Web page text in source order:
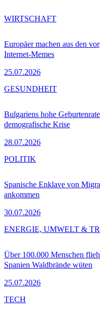
Europäer machen aus den
Internet-Memes
25.07.2026
WIRTSCHAFT
Bulgariens hohe
demografische Krise
28.07.2026
GESUNDHEIT
Spanische Enklave von
ankommen
30.07.2026
POLITIK
Über 100.000 Menschen
Spanien Waldbrände wüten
25.07.2026
ENERGIE, UMWELT &
TECH